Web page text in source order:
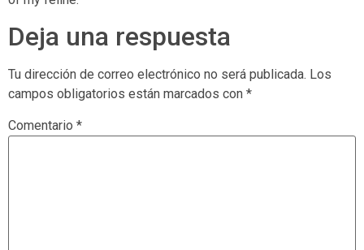
Deja una respuesta
Tu dirección de correo electrónico no será publicada. Los
campos obligatorios están marcados con *
Comentario *